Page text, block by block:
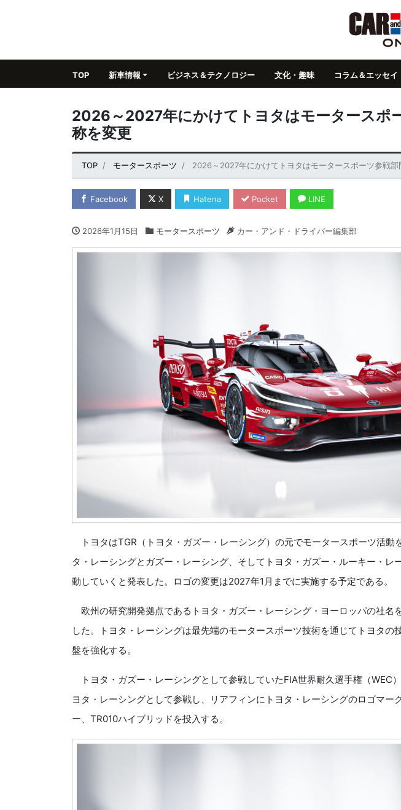
TOP 新車情報 ビジネス＆テクノロジー 文化・趣味 コラム＆エッセイ
2026～2027年にかけてトヨタはモータースポ
称を変更
TOP モータースポーツ 2026～2027年にかけてトヨタはモータースポーツ参戦部
Facebook X Hatena Pocket LINE
2026年1月15日 モータースポーツ カー・アンド・ドライバー編集部
トヨタはTGR（トヨタ・ガズー・レーシング）の元でモータースポーツ活動
タ・レーシングとガズー・レーシング、そしてトヨタ・ガズー・ルーキー・レ
動していくと発表した。ロゴの変更は2027年1月までに実施する予定である。
欧州の研究開発拠点であるトヨタ・ガズー・レーシング・ヨーロッパの社名
した。トヨタ・レーシングは最先端のモータースポーツ技術を通じてトヨタの
盤を強化する。
トヨタ・ガズー・レーシングとして参戦していたFIA世界耐久選手権（WEC
ヨタ・レーシングとして参戦し、リアフィンにトヨタ・レーシングのロゴマー
ー、TR010ハイブリッドを投入する。